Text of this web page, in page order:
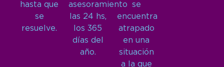
hasta que
se
resuelve.
asesoramiento
las 24 hs,
los 365
días del
año.
se
encuentra
atrapado
en una
situación
a la que